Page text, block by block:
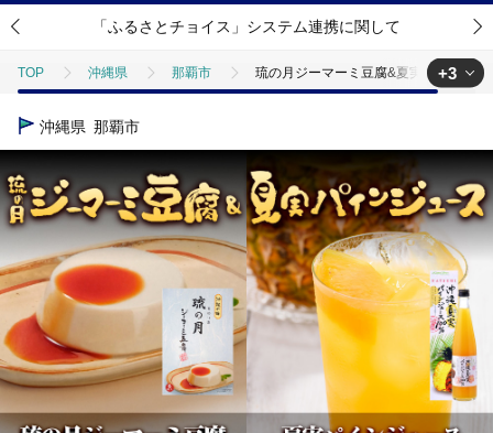
「ふるさとチョイス」システム連携に関して
TOP 沖縄県 那覇市 琉の月ジーマーミ豆腐&夏実パインジュ
TOP
琉の月ジーマーミ豆腐&夏
TOP 飲料（酒以外） ソフトドリンク ジュース 琉の
+3
沖縄県 那覇市